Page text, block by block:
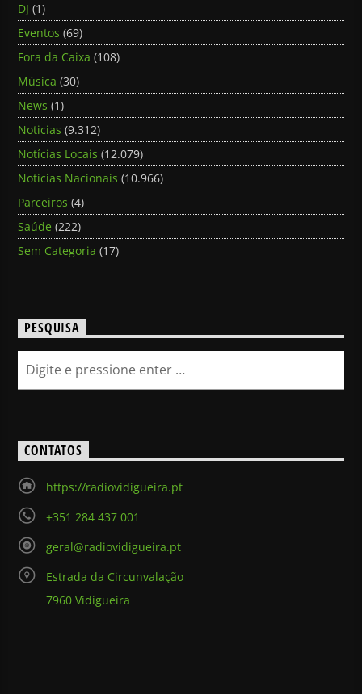
DJ (1)
Eventos (69)
Fora da Caixa (108)
Música (30)
News (1)
Noticias (9.312)
Notícias Locais (12.079)
Notícias Nacionais (10.966)
Parceiros (4)
Saúde (222)
Sem Categoria (17)
PESQUISA
CONTATOS
https://radiovidigueira.pt
+351 284 437 001
geral@radiovidigueira.pt
Estrada da Circunvalação
7960 Vidigueira